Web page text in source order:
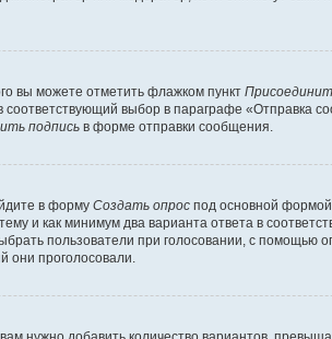
вы можете отметить флажком пункт
выбор в параграфе «Отправка
подпись в форме отправки сообщения.
в форму Создать опрос под основной формой
и как минимум два варианта ответа в
пользователи при голосовании, с
они проголосовали.